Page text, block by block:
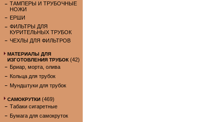
ТАМПЕРЫ И ТРУБОЧНЫЕ
НОЖИ
ЕРШИ
ФИЛЬТРЫ ДЛЯ
КУРИТЕЛЬНЫХ ТРУБОК
ЧЕХЛЫ ДЛЯ ФИЛЬТРОВ
МАТЕРИАЛЫ ДЛЯ
ИЗГОТОВЛЕНИЯ ТРУБОК (42)
Бриар, морта, олива
Кольца для трубок
Мундштуки для трубок
САМОКРУТКИ (469)
Табаки сигаретные
Бумага для самокруток